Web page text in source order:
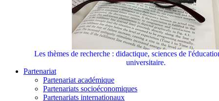
Les thèmes de recherche : didactique, sciences de
universitaire.
Partenariat
Partenariat académique
Partenariats socioéconomiques
Partenariats internationaux